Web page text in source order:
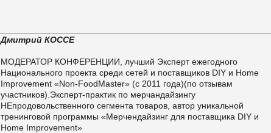
Дмитрий КОССЕ
МОДЕРАТОР КОНФЕРЕНЦИИ, лучший Эксперт ежегодного
Национального проекта среди сетей и поставщиков DIY и Home
Improvement «Non-FoodMaster» (с 2011 года)(по отзывам
участников).Эксперт-практик по мерчандайзингу
НЕпродовольственного сегмента товаров, автор уникальной
тренинговой программы «Мерчендайзинг для поставщика DIY и
Home Improvement»